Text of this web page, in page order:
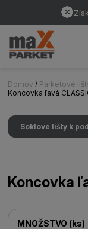
Domov / Parketové
Koncovka ľavá
Soklové lišty k
Koncovka
MNOŽSTVO (ks)